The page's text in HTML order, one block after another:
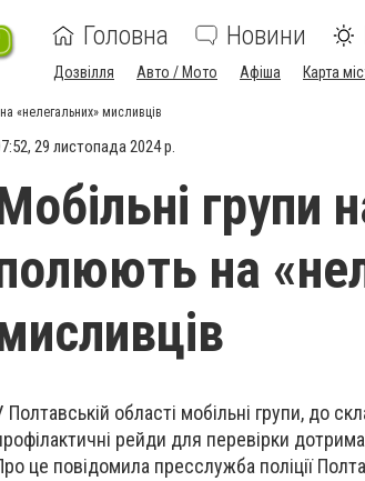
Головна Новини
Дозвілля Авто / Мото Афіша Карта
«нелегальних» мисливців
29 листопада 2024 р.
групи
на
Полтавській області мобільні групи, до
рейди для перевірки
це повідомила пресслужба поліції